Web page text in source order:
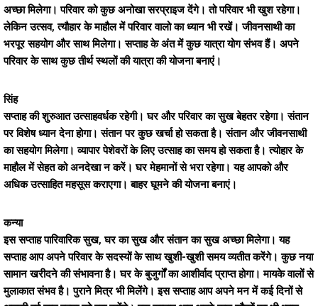
अच्छा मिलेगा। परिवार को कुछ अनोखा सरप्राइज देंगे। तो परिवार भी खुश रहेगा।
लेकिन उत्सव, त्यौहार के माहौल में परिवार वालो का ध्यान भी रखें। जीवनसाथी का
भरपूर सहयोग और साथ मिलेगा। सप्ताह के अंत में कुछ यात्रा योग संभव हैं। अपने
परिवार के साथ कुछ तीर्थ स्थलों की यात्रा की योजना बनाएं।
सिंह
सप्ताह की शुरुआत उत्साहवर्धक रहेगी। घर और परिवार का सुख बेहतर रहेगा। संतान
पर विशेष ध्यान देना होगा। संतान पर कुछ खर्चा हो सकता है। संतान और जीवनसाथी
का सहयोग मिलेगा। व्यापार पेशेवरों के लिए उत्साह का समय हो सकता है। त्योहार के
माहौल में सेहत को अनदेखा न करें। घर मेहमानों से भरा रहेगा। यह आपको और
अधिक उत्साहित महसूस कराएगा। बाहर घूमने की योजना बनाएं।
कन्या
इस सप्ताह पारिवारिक सुख, घर का सुख और संतान का सुख अच्छा मिलेगा। यह
सप्ताह आप अपने परिवार के सदस्यों के साथ खुशी-खुशी समय व्यतीत करेंगे। कुछ नया
सामान खरीदने की संभावना है। घर के बुजुर्गों का आशीर्वाद प्राप्त होगा। मायके वालों से
मुलाकात संभव है। पुराने मित्र भी मिलेंगे। इस सप्ताह आप अपने मन में कई दिनों से